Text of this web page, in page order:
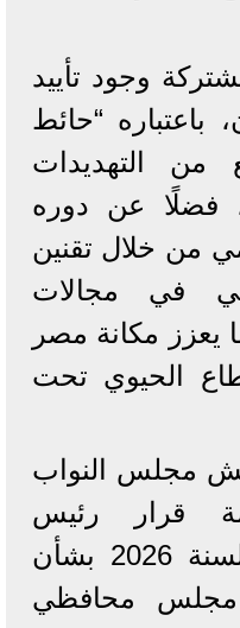
وجود تأييد
باعتباره “حائط
من التهديدات
فضلًا عن دوره
من خلال تقنين
في مجالات
يعزز مكانة مصر
الحيوي تحت
مجلس النواب
قرار رئيس
الجمهورية رقم 115 لسنة 2026 بشأن
مجلس محافظي